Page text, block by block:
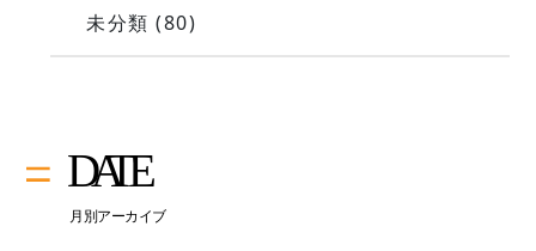
未分類 (80)